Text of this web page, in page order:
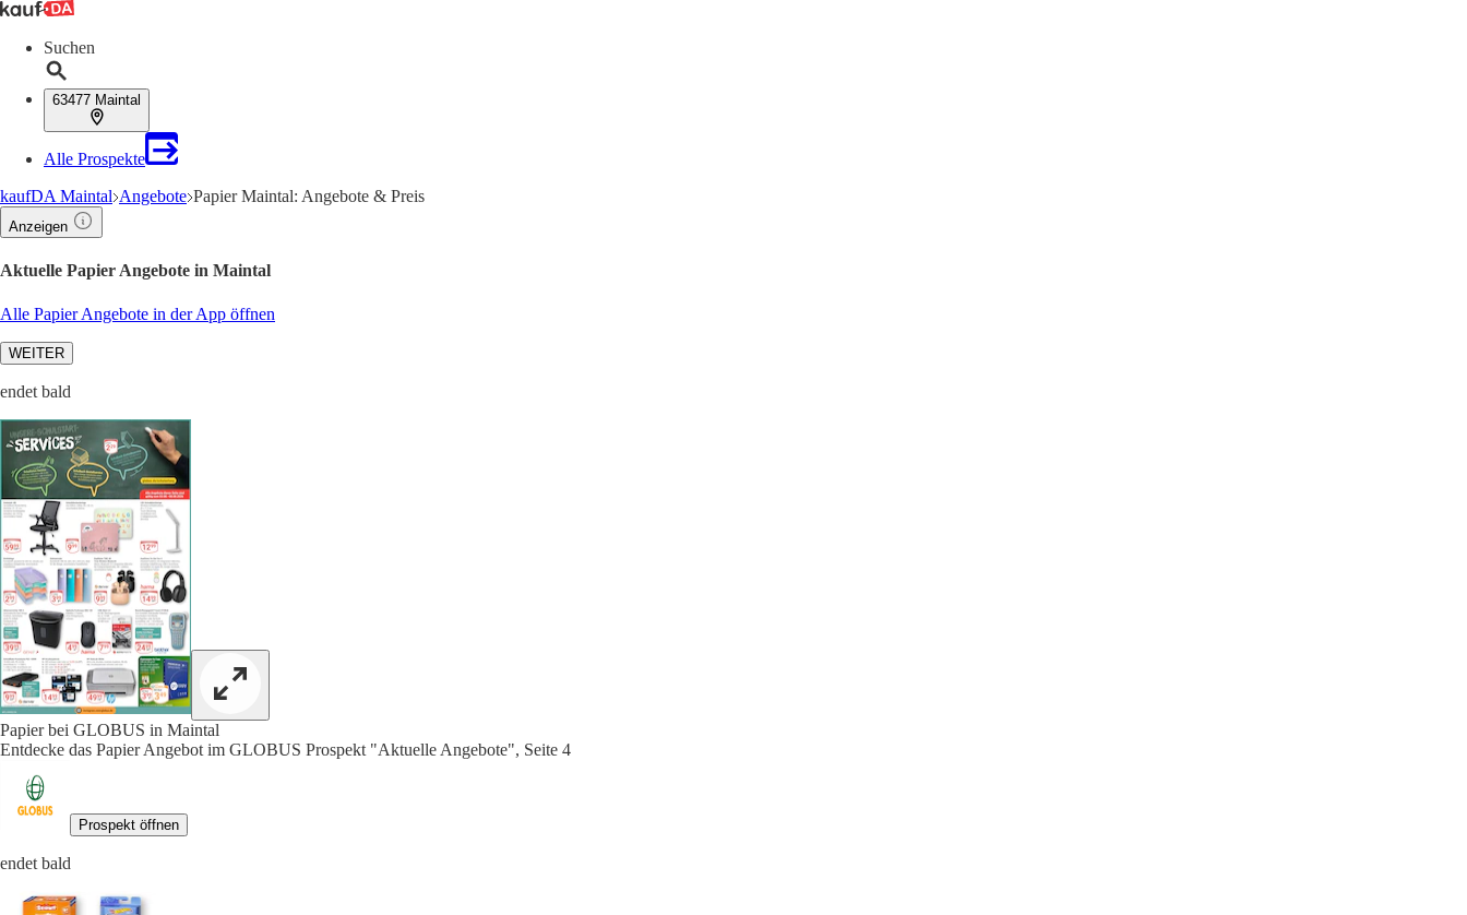
Suchen
63477 Maintal
Alle Prospekte
kaufDA Maintal Angebote Papier Maintal: Angebote & Preis
Anzeigen
Aktuelle Papier Angebote in Maintal
Alle Papier Angebote in der App öffnen
WEITER
endet bald
Papier bei GLOBUS in Maintal
Entdecke das Papier Angebot im GLOBUS Prospekt "Aktuelle Angebote", Seite 4
Prospekt öffnen
endet bald